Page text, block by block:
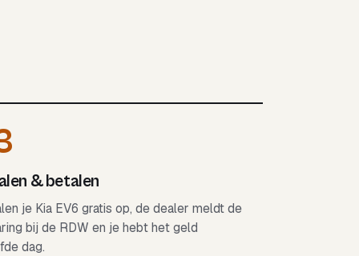
& betalen
je Kia EV6 gratis op, de dealer meldt de
bij de RDW en je hebt het geld
dag.